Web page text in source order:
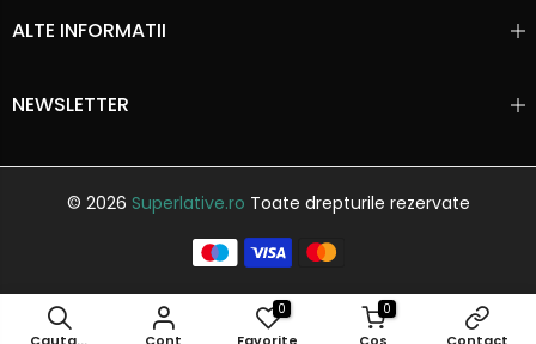
ALTE INFORMATII
NEWSLETTER
© 2026 Superlative.ro Toate drepturile rezervate
0 0